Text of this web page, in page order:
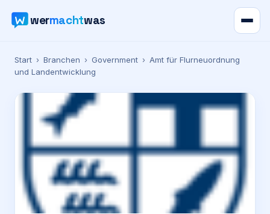
wermachtwas
Verzeichnis
Karte
Ratgeber
Werbung
Start › Branchen › Government › Amt für Flurneuordnung
und Landentwicklung